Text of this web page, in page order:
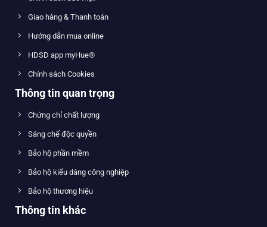
Giao hàng & Thanh toán
Hướng dẫn mua online
HDSD app myHue®
Chính sách Cookies
Thông tin quan trọng
Chứng chỉ chất lượng
Sáng chế độc quyền
Bảo hộ phần mềm
Bảo hộ kiểu dáng công nghiệp
Bảo hộ thương hiệu
Thông tin khác